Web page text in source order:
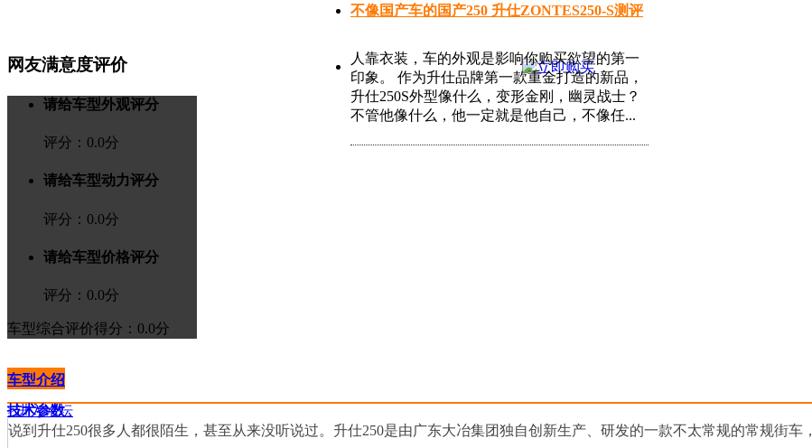
不像国产车的国产250 升仕ZONTES250-S测评
人靠衣装，车的外观是影响你购买欲望的第一
印象。 作为升仕品牌第一款重金打造的新品，
升仕250S外型像什么，变形金刚，幽灵战士？
不管他像什么，他一定就是他自己，不像任...
网友满意度评价
请给车型外观评分
评分： 0.0分
请给车型动力评分
评分： 0.0分
请给车型价格评分
评分： 0.0分
车型综合评价得分：0.0分
车型介绍
技术参数
>进入论坛
说到升仕250很多人都很陌生，甚至从来没听说过。 升仕250是由广东大冶集团独自创新生产、研发的一款不太常规的常规街车，